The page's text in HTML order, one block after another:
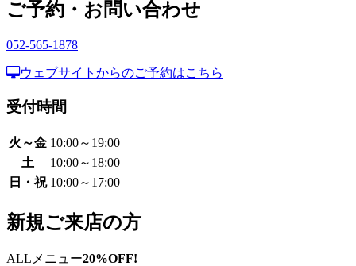
ご予約・お問い合わせ
052-565-1878
ウェブサイトからのご予約はこちら
受付時間
火～金 10:00～19:00
土
10:00～18:00
日・祝 10:00～17:00
新規ご来店の方
ALLメニュー20%OFF!